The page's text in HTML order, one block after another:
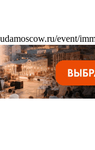
event/